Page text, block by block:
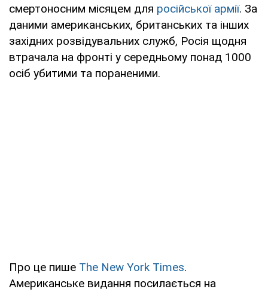
смертоносним місяцем для російської армії. За
даними американських, британських та інших
західних розвідувальних служб, Росія щодня
втрачала на фронті у середньому понад 1000
осіб убитими та пораненими.
Про це пише The New York Times.
Американське видання посилається на